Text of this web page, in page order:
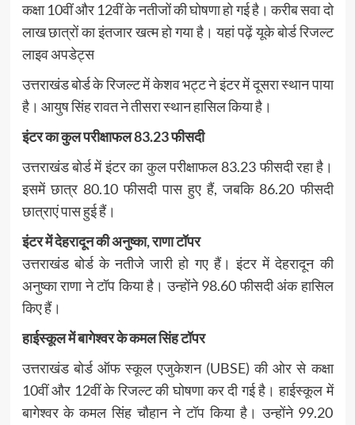
कक्षा 10वीं और 12वीं के नतीजों की घोषणा हो गई है। करीब सवा दो
लाख छात्रों का इंतजार खत्म हो गया है। यहां पढ़ें यूके बोर्ड रिजल्ट
लाइव अपडेट्स
उत्तराखंड बोर्ड के रिजल्ट में केशव भट्ट ने इंटर में दूसरा स्थान पाया
है। आयुष सिंह रावत ने तीसरा स्थान हासिल किया है।
इंटर का कुल परीक्षाफल 83.23 फीसदी
उत्तराखंड बोर्ड में इंटर का कुल परीक्षाफल 83.23 फीसदी रहा है।
इसमें छात्र 80.10 फीसदी पास हुए हैं, जबकि 86.20 फीसदी
छात्राएं पास हुई हैं।
इंटर में देहरादून की अनुष्का, राणा टॉपर
उत्तराखंड बोर्ड के नतीजे जारी हो गए हैं। इंटर में देहरादून की
अनुष्का राणा ने टॉप किया है। उन्होंने 98.60 फीसदी अंक हासिल
किए हैं।
हाईस्कूल में बागेश्वर के कमल सिंह टॉपर
उत्तराखंड बोर्ड ऑफ स्कूल एजुकेशन (UBSE) की ओर से कक्षा
10वीं और 12वीं के रिजल्ट की घोषणा कर दी गई है। हाईस्कूल में
बागेश्वर के कमल सिंह चौहान ने टॉप किया है। उन्होंने 99.20